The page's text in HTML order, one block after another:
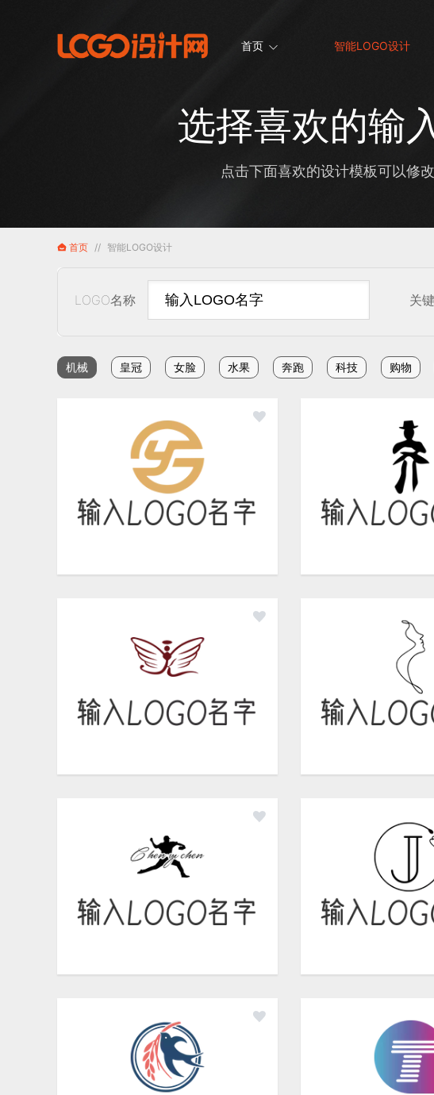
首页 智能LOGO设计
选择喜欢的输
点击下面喜欢的设计模板可以修
首页 // 智能LOGO设计
LOGO名称 关
机械 皇冠 女脸 水果 奔跑 科技 购物